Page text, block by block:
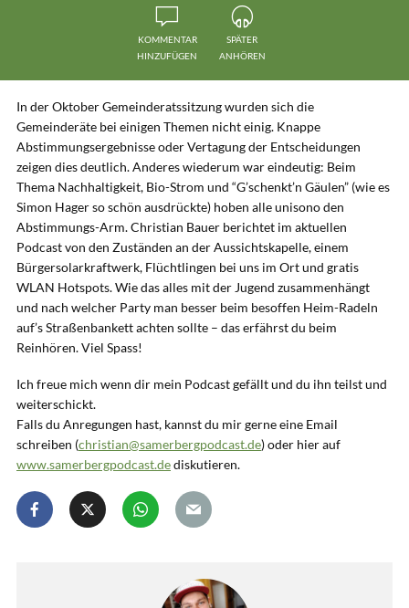
KOMMENTAR
HINZUFÜGEN
SPÄTER
ANHÖREN
In der Oktober Gemeinderatssitzung wurden sich die
Gemeinderäte bei einigen Themen nicht einig. Knappe
Abstimmungsergebnisse oder Vertagung der Entscheidungen
zeigen dies deutlich. Anderes wiederum war eindeutig: Beim
Thema Nachhaltigkeit, Bio-Strom und “G’schenkt’n Gäulen” (wie es
Simon Hager so schön ausdrückte) hoben alle unisono den
Abstimmungs-Arm. Christian Bauer berichtet im aktuellen
Podcast von den Zuständen an der Aussichtskapelle, einem
Bürgersolarkraftwerk, Flüchtlingen bei uns im Ort und gratis
WLAN Hotspots. Wie das alles mit der Jugend zusammenhängt
und nach welcher Party man besser beim besoffen Heim-Radeln
auf’s Straßenbankett achten sollte – das erfährst du beim
Reinhören. Viel Spass!
Ich freue mich wenn dir mein Podcast gefällt und du ihn teilst und
weiterschickt.
Falls du Anregungen hast, kannst du mir gerne eine Email
schreiben (christian@samerbergpodcast.de) oder hier auf
www.samerbergpodcast.dediskutieren.